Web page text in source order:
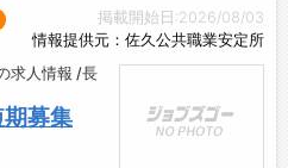
掲載開始日:2026/08/03
情報提供元：佐久公共職業安定所
求人情報 /長
募集